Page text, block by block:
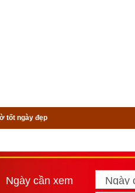
tốt ngày đẹp
Ngày cần xem